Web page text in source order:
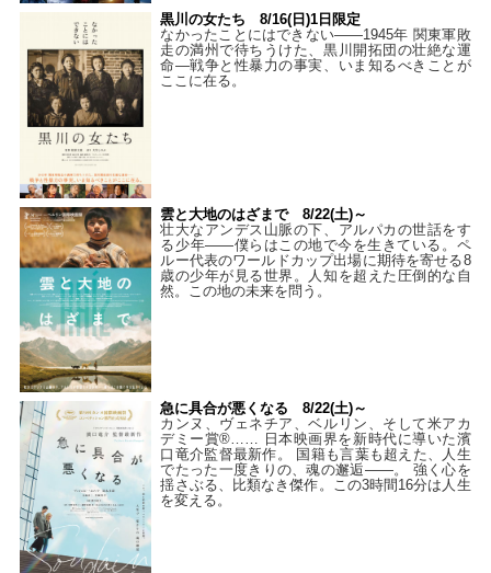
黒川の女たち 8/16(日)1日限定
なかったことにはできない——1945年 関東軍敗
走の満州で待ちうけた、黒川開拓団の壮絶な運
命―戦争と性暴力の事実、いま知るべきことが
ここに在る。
雲と大地のはざまで 8/22(土)～
壮大なアンデス山脈の下、アルパカの世話をす
る少年――僕らはこの地で今を生きている。ペ
ルー代表のワールドカップ出場に期待を寄せる8
歳の少年が見る世界。人知を超えた圧倒的な自
然。この地の未来を問う。
急に具合が悪くなる 8/22(土)～
カンヌ、ヴェネチア、ベルリン、そして米アカ
デミー賞®…… 日本映画界を新時代に導いた濱
口竜介監督最新作。 国籍も言葉も超えた、人生
でたった一度きりの、魂の邂逅――。 強く心を
揺さぶる、比類なき傑作。この3時間16分は人生
を変える。